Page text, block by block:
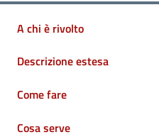
A chi è rivolto
Descrizione estesa
Come fare
Cosa serve